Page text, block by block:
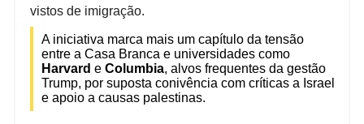
vistos de imigração.
A iniciativa marca mais um capítulo da tensão
entre a Casa Branca e universidades como
Harvard e Columbia, alvos frequentes da gestão
Trump, por suposta conivência com críticas a Israel
e apoio a causas palestinas.